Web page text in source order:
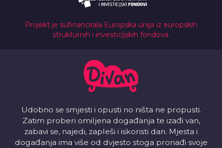
Projekt je sufinancirala Europska unija iz europskih
strukturnih i investicijskih fondova.
Udobno se smjesti i opusti no ništa ne propusti.
Zatim proberi omiljena događanja te izađi van,
zabavi se, najedi, zapleši i iskoristi dan. Mjesta i
događanja ima više od dvjesto stoga pronađi svoje